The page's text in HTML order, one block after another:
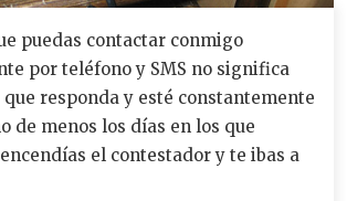
puedas contactar conmigo
por teléfono y SMS no significa
que responda y esté constantemente
de menos los días en los que
el contestador y te ibas a